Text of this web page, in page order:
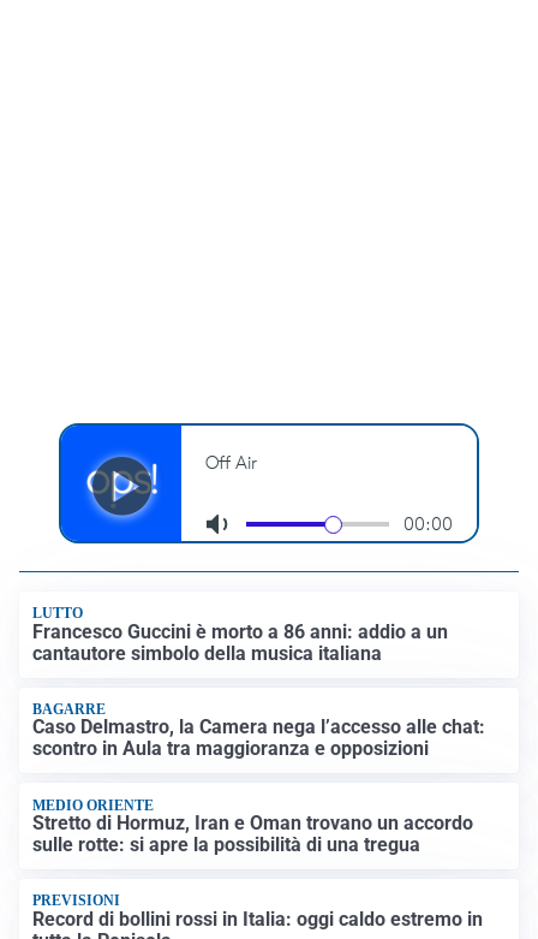
cantautore simbolo della musica italiana
scontro in Aula tra maggioranza e opposizioni